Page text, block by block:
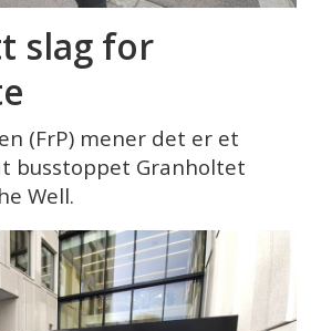
slag for
(FrP) mener det er et
busstoppet Granholtet
Well.